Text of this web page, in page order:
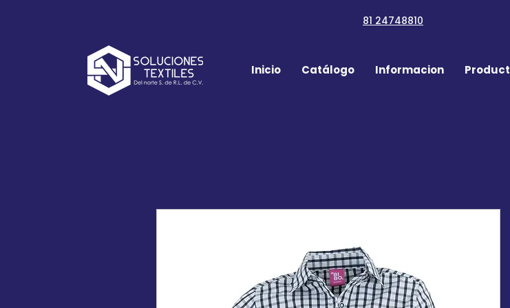
81 24748810
Inicio Catálogo Informacion